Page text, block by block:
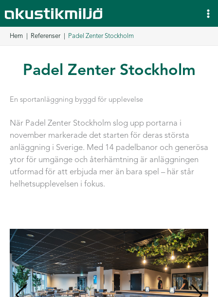
till
innehåll
Hem Referenser Padel Zenter Stockholm
Padel Zenter Stockholm
En sportanläggning byggd för upplevelse
När Padel Zenter Stockholm slog upp portarna i
november markerade det starten för deras största
anläggning i Sverige. Med 14 padelbanor och generösa
ytor för umgänge och återhämtning är anläggningen
utformad för att erbjuda mer än bara spel – här står
helhetsupplevelsen i fokus.